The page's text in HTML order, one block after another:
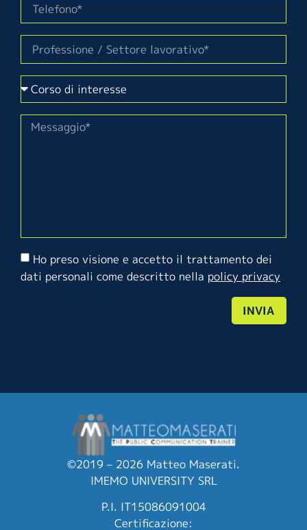
Ho preso visione e accetto il trattamento dei
dati personali come descritto nella policy privacy
INVIA
©2019 – 2026 Matteo Maserati.
IMEMO UNIVERSITY SRL
P.I. IT15086091004
Certificazione: